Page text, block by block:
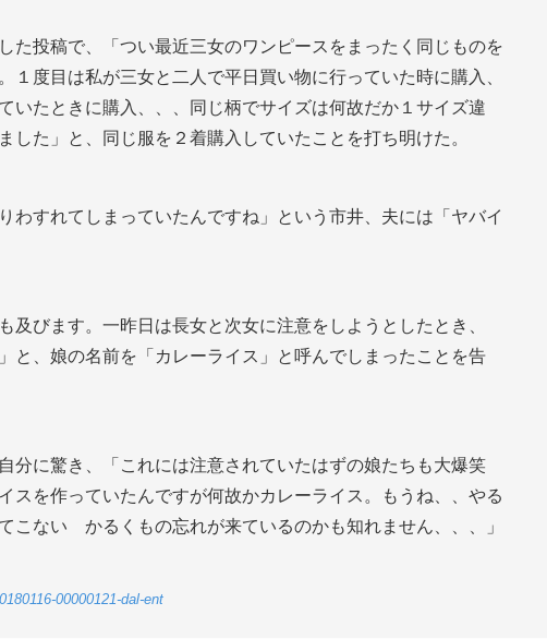
た投稿で、「つい最近三女のワンピースをまったく同じものを
１度目は私が三女と二人で平日買い物に行っていた時に購入、
いたときに購入、、、同じ柄でサイズは何故だか１サイズ違
た」と、同じ服を２着購入していたことを打ち明けた。
わすれてしまっていたんですね」という市井、夫には「ヤバイ
及びます。一昨日は長女と次女に注意をしようとしたとき、
と、娘の名前を「カレーライス」と呼んでしまったことを告
分に驚き、「これには注意されていたはずの娘たちも大爆笑
スを作っていたんですが何故かカレーライス。もうね、、やる
こない かるくもの忘れが来ているのかも知れません、、、」
00000121-dal-ent